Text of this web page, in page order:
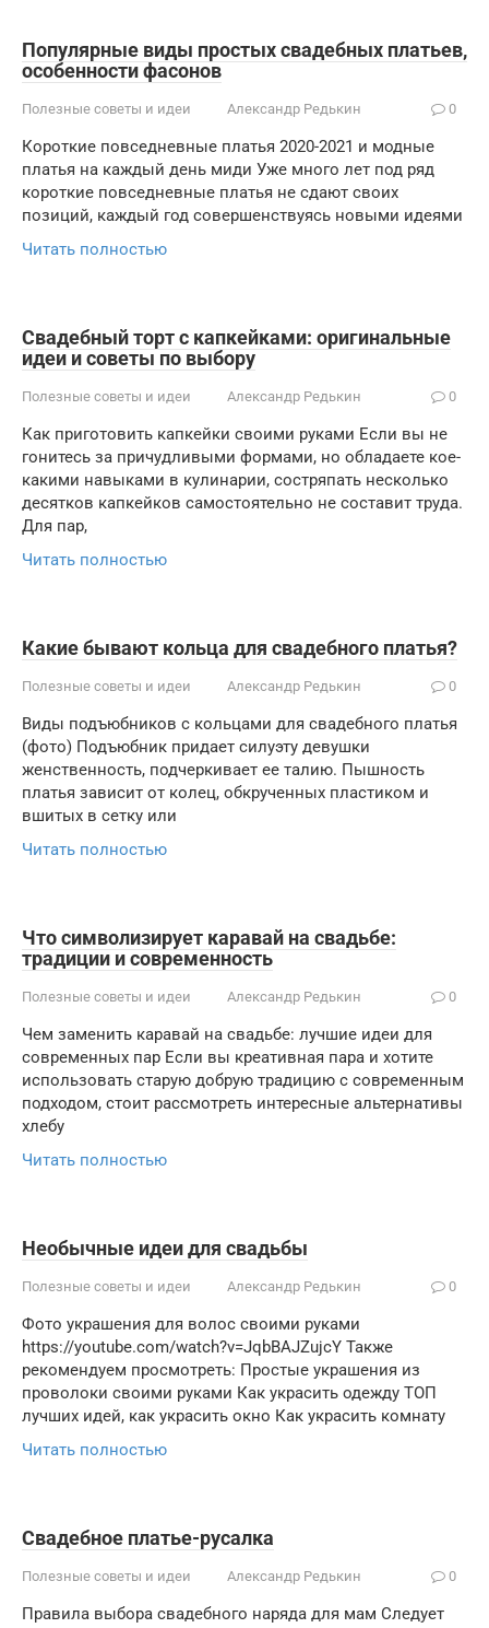
Популярные виды простых свадебных платьев,
особенности фасонов
Полезные советы и идеи Александр Редькин 0
Короткие повседневные платья 2020-2021 и модные
платья на каждый день миди Уже много лет под ряд
короткие повседневные платья не сдают своих
позиций, каждый год совершенствуясь новыми идеями
Читать полностью
Свадебный торт с капкейками: оригинальные
идеи и советы по выбору
Полезные советы и идеи Александр Редькин 0
Как приготовить капкейки своими руками Если вы не
гонитесь за причудливыми формами, но обладаете кое-
какими навыками в кулинарии, состряпать несколько
десятков капкейков самостоятельно не составит труда.
Для пар,
Читать полностью
Какие бывают кольца для свадебного платья?
Полезные советы и идеи Александр Редькин 0
Виды подъюбников с кольцами для свадебного платья
(фото) Подъюбник придает силуэту девушки
женственность, подчеркивает ее талию. Пышность
платья зависит от колец, обкрученных пластиком и
вшитых в сетку или
Читать полностью
Что символизирует каравай на свадьбе:
традиции и современность
Полезные советы и идеи Александр Редькин 0
Чем заменить каравай на свадьбе: лучшие идеи для
современных пар Если вы креативная пара и хотите
использовать старую добрую традицию с современным
подходом, стоит рассмотреть интересные альтернативы
хлебу
Читать полностью
Необычные идеи для свадьбы
Полезные советы и идеи Александр Редькин 0
Фото украшения для волос своими руками
https://youtube.com/watch?v=JqbBAJZujcY Также
рекомендуем просмотреть: Простые украшения из
проволоки своими руками Как украсить одежду ТОП
лучших идей, как украсить окно Как украсить комнату
Читать полностью
Свадебное платье-русалка
Полезные советы и идеи Александр Редькин 0
Правила выбора свадебного наряда для мам Следует